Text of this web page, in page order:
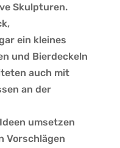
Skulpturen.
ein kleines
und Bierdeckeln
auch mit
an der
umsetzen
Vorschlägen